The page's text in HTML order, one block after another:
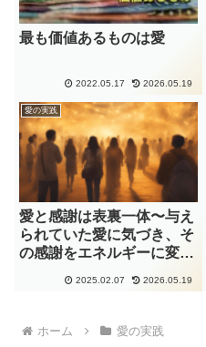
最も価値あるものは愛
2022.05.17 2026.05.19
愛の実践
愛と感謝は表裏一体〜与え
られていた愛に気づき、そ
の感謝をエネルギーに変え
2025.02.07 2026.05.19
ホーム 愛の実践